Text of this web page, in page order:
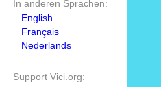
In anderen Sprachen:
English
Français
Nederlands
Support Vici.org: